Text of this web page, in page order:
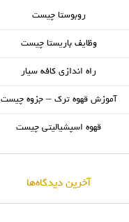
روبوستا چیست
وظایف باریستا چیست
راه اندازی کافه سیار
آموزش قهوه ترک – جزوه چیست
قهوه اسپشیالیتی چیست
آخرین دیدگاه‌ها